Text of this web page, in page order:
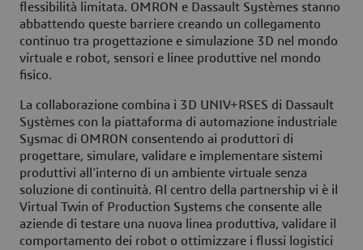
flessibilità limitata. OMRON e Dassault Systèmes stanno
abbattendo queste barriere creando un collegamento
continuo tra progettazione e simulazione 3D nel mondo
virtuale e robot, sensori e linee produttive nel mondo
fisico.
La collaborazione combina i 3D UNIV+RSES di Dassault
Systèmes con la piattaforma di automazione industriale
Sysmac di OMRON consentendo ai produttori di
progettare, simulare, validare e implementare sistemi
produttivi all’interno di un ambiente virtuale senza
soluzione di continuità. Al centro della partnership vi è il
Virtual Twin of Production Systems che consente alle
aziende di testare una nuova linea produttiva, validare il
comportamento dei robot o ottimizzare i flussi logistici